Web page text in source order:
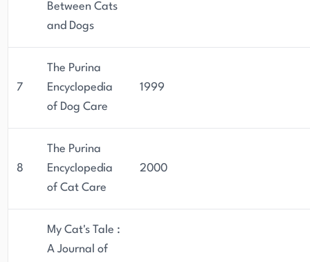
Between Cats
and Dogs
7
The Purina
Encyclopedia
of Dog Care
1999
8
The Purina
Encyclopedia
of Cat Care
2000
My Cat's Tale :
A Journal of